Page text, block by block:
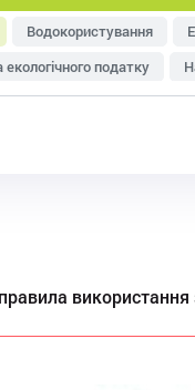
Водокористування
екологічного податку
атмосферного повітря